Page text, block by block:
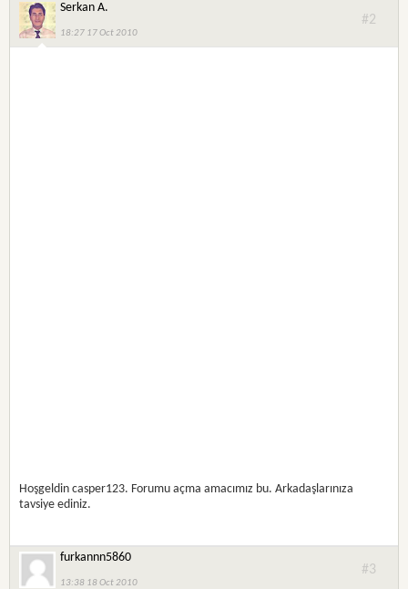
Serkan A.
18:27 17 Oct 2010
#2
Hoşgeldin casper123. Forumu açma amacımız bu. Arkadaşlarınıza
tavsiye ediniz.
furkannn5860
13:38 18 Oct 2010
#3